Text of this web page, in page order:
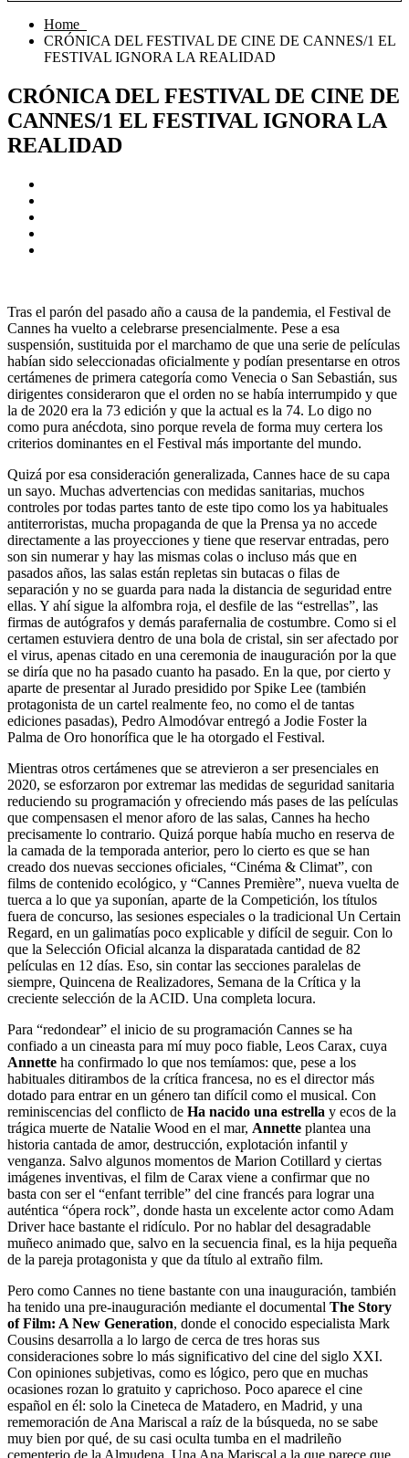
Home
CRÓNICA DEL FESTIVAL DE CINE DE CANNES/1 EL
FESTIVAL IGNORA LA REALIDAD
CRÓNICA DEL FESTIVAL DE CINE DE
CANNES/1 EL FESTIVAL IGNORA LA
REALIDAD
Tras el parón del pasado año a causa de la pandemia, el Festival de
Cannes ha vuelto a celebrarse presencialmente. Pese a esa
suspensión, sustituida por el marchamo de que una serie de películas
habían sido seleccionadas oficialmente y podían presentarse en otros
certámenes de primera categoría como Venecia o San Sebastián, sus
dirigentes consideraron que el orden no se había interrumpido y que
la de 2020 era la 73 edición y que la actual es la 74. Lo digo no
como pura anécdota, sino porque revela de forma muy certera los
criterios dominantes en el Festival más importante del mundo.
Quizá por esa consideración generalizada, Cannes hace de su capa
un sayo. Muchas advertencias con medidas sanitarias, muchos
controles por todas partes tanto de este tipo como los ya habituales
antiterroristas, mucha propaganda de que la Prensa ya no accede
directamente a las proyecciones y tiene que reservar entradas, pero
son sin numerar y hay las mismas colas o incluso más que en
pasados años, las salas están repletas sin butacas o filas de
separación y no se guarda para nada la distancia de seguridad entre
ellas. Y ahí sigue la alfombra roja, el desfile de las “estrellas”, las
firmas de autógrafos y demás parafernalia de costumbre. Como si el
certamen estuviera dentro de una bola de cristal, sin ser afectado por
el virus, apenas citado en una ceremonia de inauguración por la que
se diría que no ha pasado cuanto ha pasado. En la que, por cierto y
aparte de presentar al Jurado presidido por Spike Lee (también
protagonista de un cartel realmente feo, no como el de tantas
ediciones pasadas), Pedro Almodóvar entregó a Jodie Foster la
Palma de Oro honorífica que le ha otorgado el Festival.
Mientras otros certámenes que se atrevieron a ser presenciales en
2020, se esforzaron por extremar las medidas de seguridad sanitaria
reduciendo su programación y ofreciendo más pases de las películas
que compensasen el menor aforo de las salas, Cannes ha hecho
precisamente lo contrario. Quizá porque había mucho en reserva de
la camada de la temporada anterior, pero lo cierto es que se han
creado dos nuevas secciones oficiales, “Cinéma & Climat”, con
films de contenido ecológico, y “Cannes Première”, nueva vuelta de
tuerca a lo que ya suponían, aparte de la Competición, los títulos
fuera de concurso, las sesiones especiales o la tradicional Un Certain
Regard, en un galimatías poco explicable y difícil de seguir. Con lo
que la Selección Oficial alcanza la disparatada cantidad de 82
películas en 12 días. Eso, sin contar las secciones paralelas de
siempre, Quincena de Realizadores, Semana de la Crítica y la
creciente selección de la ACID. Una completa locura.
Para “redondear” el inicio de su programación Cannes se ha
confiado a un cineasta para mí muy poco fiable, Leos Carax, cuya
Annette ha confirmado lo que nos temíamos: que, pese a los
habituales ditirambos de la crítica francesa, no es el director más
dotado para entrar en un género tan difícil como el musical. Con
reminiscencias del conflicto de Ha nacido una estrella y ecos de la
trágica muerte de Natalie Wood en el mar, Annette plantea una
historia cantada de amor, destrucción, explotación infantil y
venganza. Salvo algunos momentos de Marion Cotillard y ciertas
imágenes inventivas, el film de Carax viene a confirmar que no
basta con ser el “enfant terrible” del cine francés para lograr una
auténtica “ópera rock”, donde hasta un excelente actor como Adam
Driver hace bastante el ridículo. Por no hablar del desagradable
muñeco animado que, salvo en la secuencia final, es la hija pequeña
de la pareja protagonista y que da título al extraño film.
Pero como Cannes no tiene bastante con una inauguración, también
ha tenido una pre-inauguración mediante el documental The Story
of Film: A New Generation, donde el conocido especialista Mark
Cousins desarrolla a lo largo de cerca de tres horas sus
consideraciones sobre lo más significativo del cine del siglo XXI.
Con opiniones subjetivas, como es lógico, pero que en muchas
ocasiones rozan lo gratuito y caprichoso. Poco aparece el cine
español en él: solo la Cineteca de Matadero, en Madrid, y una
rememoración de Ana Mariscal a raíz de la búsqueda, no se sabe
muy bien por qué, de su casi oculta tumba en el madrileño
cementerio de la Almudena. Una Ana Mariscal a la que parece que